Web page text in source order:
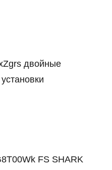
двойные
FS SHARK